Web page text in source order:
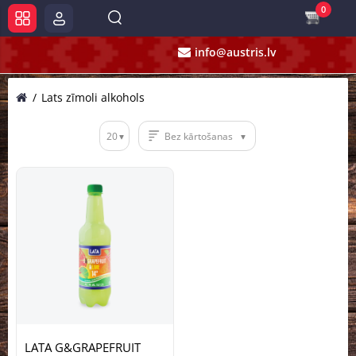
info@austris.lv
0
Lats zīmoli alkohols
20 Bez kārtošanas
LATA G&GRAPEFRUIT